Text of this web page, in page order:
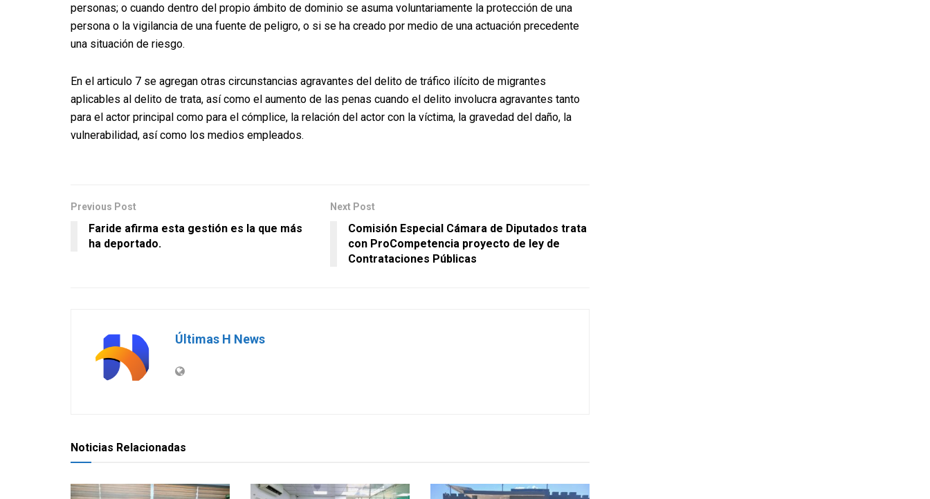
personas; o cuando dentro del propio ámbito de dominio se asuma voluntariamente la protección de una
persona o la vigilancia de una fuente de peligro, o si se ha creado por medio de una actuación precedente
una situación de riesgo.
En el articulo 7 se agregan otras circunstancias agravantes del delito de tráfico ilícito de migrantes
aplicables al delito de trata, así como el aumento de las penas cuando el delito involucra agravantes tanto
para el actor principal como para el cómplice, la relación del actor con la víctima, la gravedad del daño, la
vulnerabilidad, así como los medios empleados.
Previous Post
Faride afirma esta gestión es la que más
ha deportado.
Next Post
Comisión Especial Cámara de Diputados trata
con ProCompetencia proyecto de ley de
Contrataciones Públicas
Últimas H News
Noticias Relacionadas